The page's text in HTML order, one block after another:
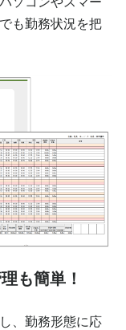
も勤務状況を把
も簡単！
、勤務形態に応